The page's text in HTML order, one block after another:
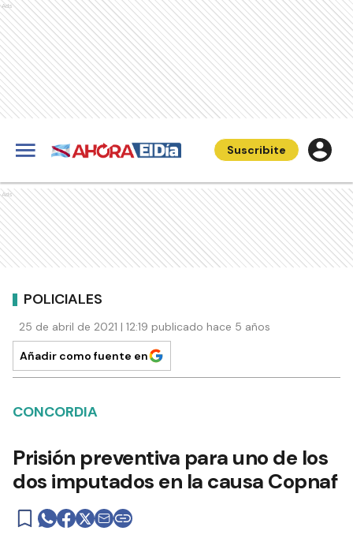
Ads
Suscribite
Ads
POLICIALES
25 de abril de 2021 | 12:19 publicado hace 5 años
Añadir como fuente en
CONCORDIA
Prisión preventiva para uno de los
dos imputados en la causa Copnaf